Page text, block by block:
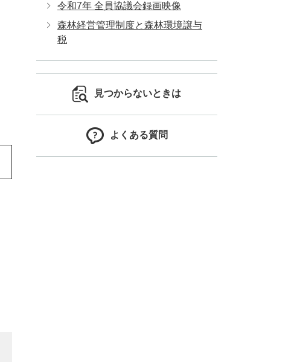
令和7年 全員協議会録画映像
森林経営管理制度と森林環境譲与
税
見つからないときは
よくある質問